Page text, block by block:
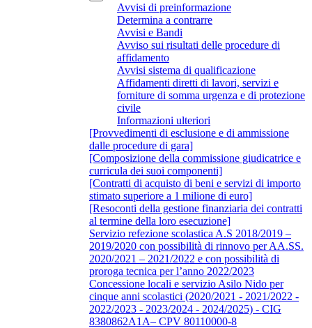
Avvisi di preinformazione
Determina a contrarre
Avvisi e Bandi
Avviso sui risultati delle procedure di
affidamento
Avvisi sistema di qualificazione
Affidamenti diretti di lavori, servizi e
forniture di somma urgenza e di protezione
civile
Informazioni ulteriori
[Provvedimenti di esclusione e di ammissione
dalle procedure di gara]
[Composizione della commissione giudicatrice e
curricula dei suoi componenti]
[Contratti di acquisto di beni e servizi di importo
stimato superiore a 1 milione di euro]
[Resoconti della gestione finanziaria dei contratti
al termine della loro esecuzione]
Servizio refezione scolastica A.S 2018/2019 –
2019/2020 con possibilità di rinnovo per AA.SS.
2020/2021 – 2021/2022 e con possibilità di
proroga tecnica per l’anno 2022/2023
Concessione locali e servizio Asilo Nido per
cinque anni scolastici (2020/2021 - 2021/2022 -
2022/2023 - 2023/2024 - 2024/2025) - CIG
8380862A1A– CPV 80110000-8